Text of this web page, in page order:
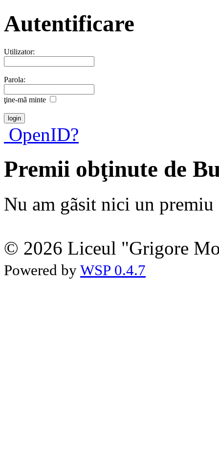
Autentificare
Utilizator:
Parola:
ţine-mã minte
OpenID?
Premii obţinute de
Nu am gãsit nici un premiu
© 2026 Liceul "Grigore
Powered by WSP 0.4.7